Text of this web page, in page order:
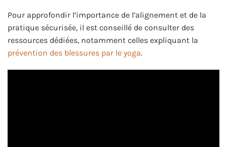
Pour approfondir l’importance de l’alignement et de la
pratique sécurisée, il est conseillé de consulter des
ressources dédiées, notamment celles expliquant la
prévention des blessures par le yoga.